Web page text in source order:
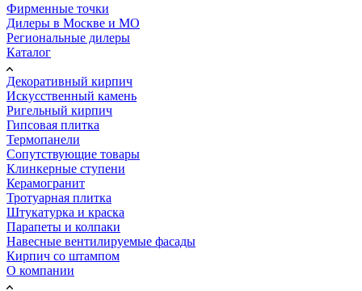
Фирменные точки
Дилеры в Москве и МО
Региональные дилеры
Каталог
Декоративный кирпич
Искусственный камень
Ригельный кирпич
Гипсовая плитка
Термопанели
Сопутствующие товары
Клинкерные ступени
Керамогранит
Тротуарная плитка
Штукатурка и краска
Парапеты и колпаки
Навесные вентилируемые фасады
Кирпич со штампом
О компании